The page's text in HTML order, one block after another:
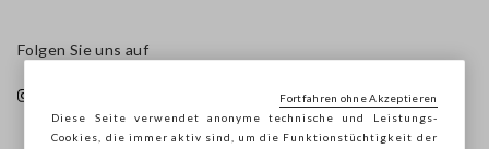
Folgen Sie uns auf
Diese Seite verwendet anonyme technische und Leistungs-
Cookies, die immer aktiv sind, um die Funktionstüchtigkeit der
Fortfahren ohne Akzeptieren